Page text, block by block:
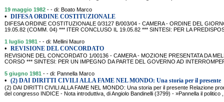
19 maggio 1982 - - di: Boato Marco
• DIFESA ORDINE COSTITUZIONALE
DIFESA ORDINE COSTITUZIONALE 0/3127 B/003/04 - CAMERA - ORDINE DEL
19.05.82 (COMM. 04) *** ITER CONCLUSO IL 19.05.82 *** SINTESI: PER LA
1 luglio 1981 - - di: Mellini Mauro
• REVISIONE DEL CONCORDATO
REVISIONE DEL CONCORDATO 1/00136 - CAMERA - MOZIONE PRESENTATA DA
CORSO *** SINTESI: PER UN IMPEGNO DA PARTE DEL GOVERNO AD
5 giugno 1981 - - di: Pannella Marco
• (2) DAI DIRITTI CIVILI ALLA FAME NEL MONDO: Una storia per il presente
(2) DAI DIRITTI CIVILI ALLA FAME NEL MONDO: Una storia per il presente Relazione
del congresso INDICE - Nota introduttiva, di Angiolo Bandinelli (3799) - »Pannella il politico